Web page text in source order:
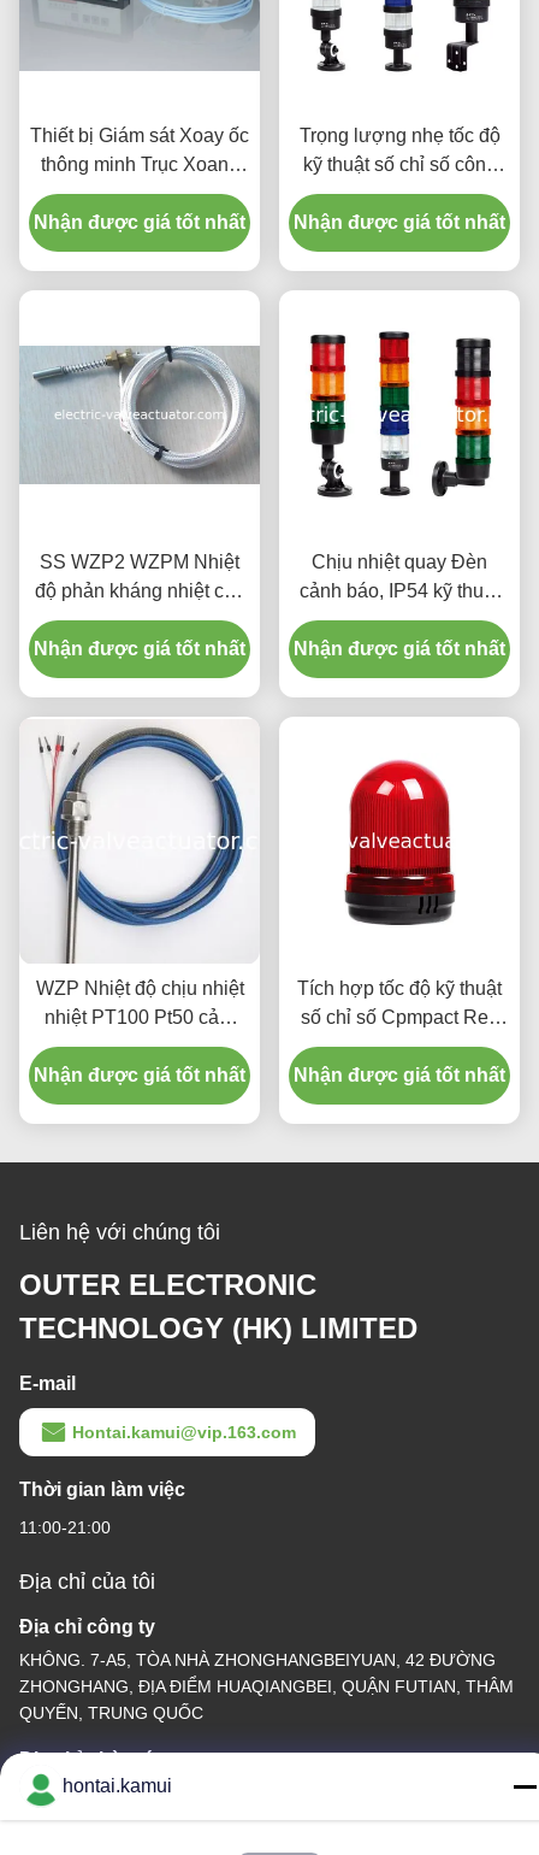
Thiết bị Giám sát Xoay ốc
thông minh Trục Xoang
Xoay trục của Máy phát
điện thủy lực Vận hành
Nhận được giá tốt nhất
Trọng lượng nhẹ tốc độ
kỹ thuật số chỉ số công
suất cao Warning Buzzer
đèn
Nhận được giá tốt nhất
SS WZP2 WZPM Nhiệt
độ phản kháng nhiệt của
tấm đệm máy phát PT100
PT1000
Nhận được giá tốt nhất
Chịu nhiệt quay Đèn
cảnh báo, IP54 kỹ thuật
số tốc độ Chỉ số
Nhận được giá tốt nhất
WZP Nhiệt độ chịu nhiệt
nhiệt PT100 Pt50 cảm
biến nhiệt độ
Nhận được giá tốt nhất
Tích hợp tốc độ kỹ thuật
số chỉ số Cpmpact Red
Buzzer Lights Cảnh báo
Nhận được giá tốt nhất
Liên hệ với chúng tôi
OUTER ELECTRONIC
TECHNOLOGY (HK) LIMITED
E-mail
Hontai.kamui@vip.163.com
Thời gian làm việc
11:00-21:00
Địa chỉ của tôi
Địa chỉ công ty
KHÔNG. 7-A5, TÒA NHÀ ZHONGHANGBEIYUAN, 42 ĐƯỜNG
ZHONGHANG, ĐỊA ĐIỂM HUAQIANGBEI, QUẬN FUTIAN, THÂM
QUYẾN, TRUNG QUỐC
Địa chỉ nhà máy
Điện thoại
hontai.kamui